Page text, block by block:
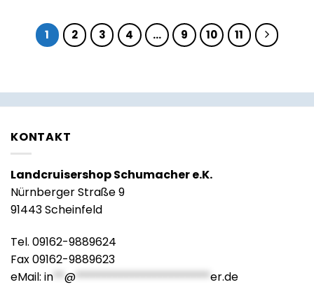
1 2 3 4 … 9 10 11
KONTAKT
Landcruisershop Schumacher e.K.
Nürnberger Straße 9
91443 Scheinfeld
Tel. 09162-9889624
Fax 09162-9889623
eMail: in**@************************er.de